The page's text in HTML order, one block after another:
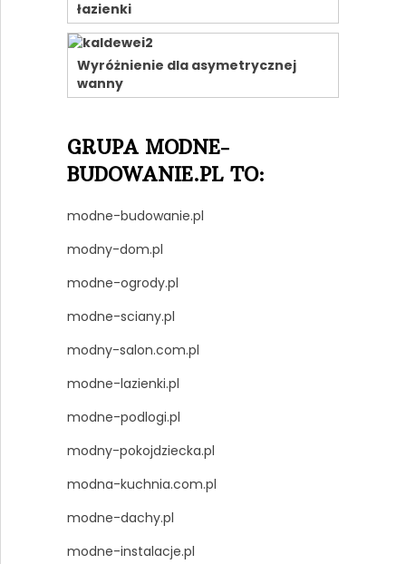
łazienki
Wyróżnienie dla asymetrycznej
wanny
GRUPA MODNE-
BUDOWANIE.PL TO:
modne-budowanie.pl
modny-dom.pl
modne-ogrody.pl
modne-sciany.pl
modny-salon.com.pl
modne-lazienki.pl
modne-podlogi.pl
modny-pokojdziecka.pl
modna-kuchnia.com.pl
modne-dachy.pl
modne-instalacje.pl